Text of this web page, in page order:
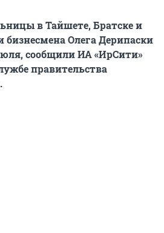
в Тайшете, Братске и
бизнесмена Олега Дерипаски
сообщили ИА «ИрСити»
правительства